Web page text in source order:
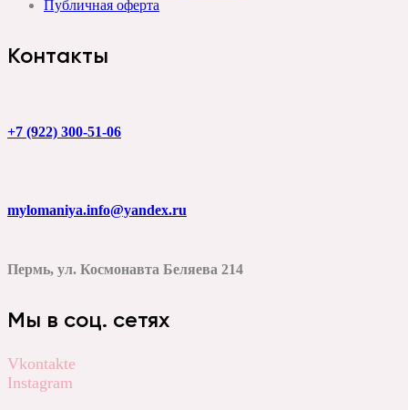
Публичная оферта
Контакты
+7 (922) 300-51-06
mylomaniya.info@yandex.ru
Пермь, ул. Космонавта Беляева 214
Мы в соц. сетях
Vkontakte
Instagram